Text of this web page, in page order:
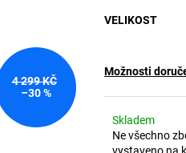
VELIKOST
Možnosti
Skladem
Ne všechno
vystaveno na
4 299 KČ
–30 %